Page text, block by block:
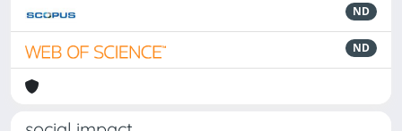
ND
ND